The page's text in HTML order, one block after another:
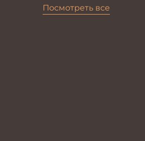
Посмотреть все